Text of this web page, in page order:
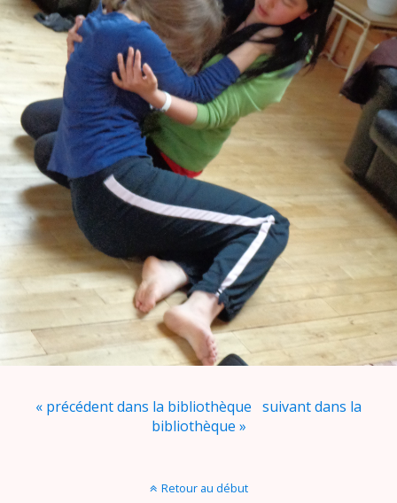
« précédent dans la bibliothèque suivant dans la
bibliothèque »
Retour au début